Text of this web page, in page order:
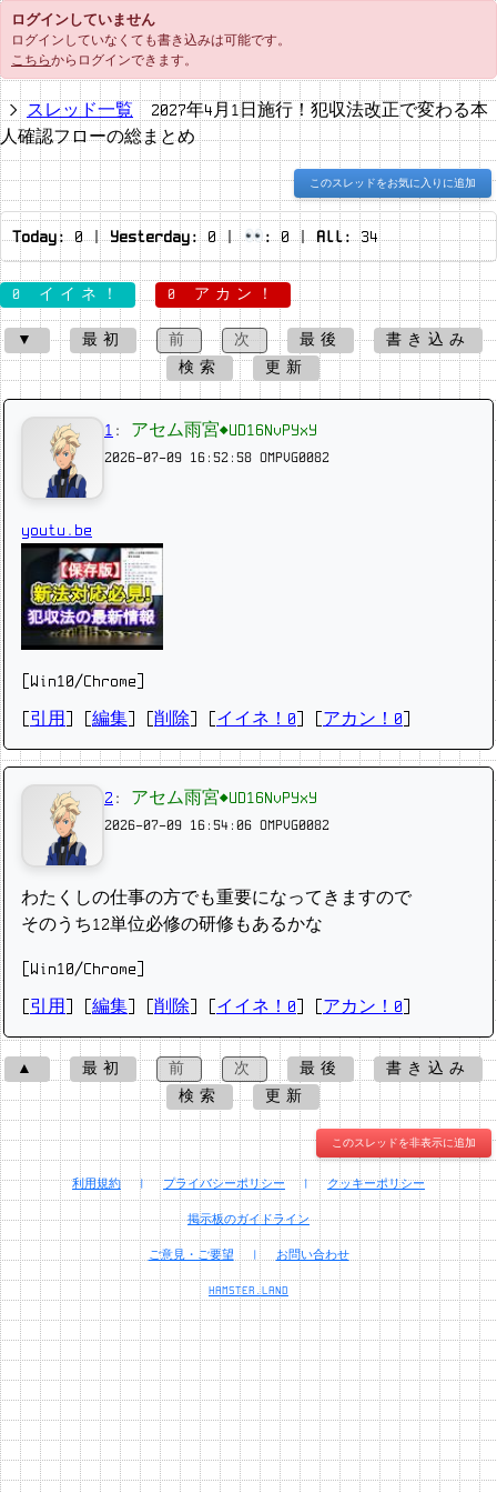
ログインしていません
ログインしていなくても書き込みは可能です。
こちらからログインできます。
スレッド一覧
2027年4月1日施行！犯収法改正で変わる本
人確認フローの総まとめ
このスレッドをお気に入りに追加
Today:0|Yesterday:0| :0|All:34
0 イイネ！ 0 アカン！
▼ 最初 前 次 最後
書き込み
検索
更新
1 : アセム雨宮◆UD16NvPYxY
2026-07-09 16:52:58 OMPVG0082
youtu.be
[Win10/Chrome]
引用 編集 削除 イイネ！0 アカン！0
2 : アセム雨宮◆UD16NvPYxY
2026-07-09 16:54:06 OMPVG0082
わたくしの仕事の方でも重要になってきますので
そのうち12単位必修の研修もあるかな
[Win10/Chrome]
引用 編集 削除 イイネ！0 アカン！0
▲ 最初 前 次 最後
書き込み
検索
更新
このスレッドを非表示に追加
利用規約 | プライバシーポリシー | クッキーポリシー
掲示板のガイドライン
ご意見・ご要望 | お問い合わせ
HAMSTER.LAND